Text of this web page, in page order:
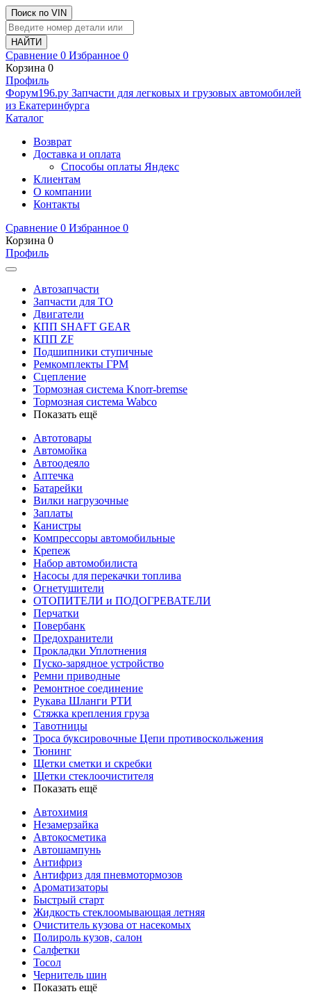
Поиск по VIN
Сравнение 0 Избранное 0
Корзина 0
Профиль
Фoрум196.ру Запчасти для легковых и грузовых автомобилей
из Екатеринбурга
Каталог
Возврат
Доставка и оплата
Способы оплаты Яндекс
Клиентам
О компании
Контакты
Сравнение 0 Избранное 0
Корзина 0
Профиль
Автозапчасти
Запчасти для ТО
Двигатели
КПП SHAFT GEAR
КПП ZF
Подшипники ступичные
Ремкомплекты ГРМ
Сцепление
Тормозная система Knorr-bremse
Тормозная система Wabco
Показать ещё
Автотовары
Автомойка
Автоодеяло
Аптечка
Батарейки
Вилки нагрузочные
Заплаты
Канистры
Компрессоры автомобильные
Крепеж
Набор автомобилиста
Насосы для перекачки топлива
Огнетушители
ОТОПИТЕЛИ и ПОДОГРЕВАТЕЛИ
Перчатки
Повербанк
Предохранители
Прокладки Уплотнения
Пуско-зарядное устройство
Ремни приводные
Ремонтное соединение
Рукава Шланги РТИ
Стяжка крепления груза
Тавотницы
Троса буксировочные Цепи противоскольжения
Тюнинг
Щетки сметки и скребки
Щетки стеклоочистителя
Показать ещё
Автохимия
Незамерзайка
Автокосметика
Автошампунь
Антифриз
Антифриз для пневмотормозов
Ароматизаторы
Быстрый старт
Жидкость стеклоомывающая летняя
Очиститель кузова от насекомых
Полироль кузов, салон
Салфетки
Тосол
Чернитель шин
Показать ещё